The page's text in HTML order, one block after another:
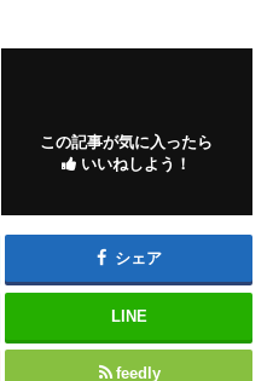
この記事が気に入ったら
いいねしよう！
シェア
LINE
feedly